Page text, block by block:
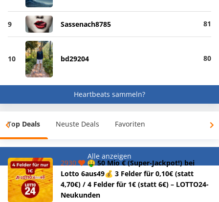
9 Sassenach8785 81
10 bd29204 80
Heartbeats sammeln?
Top Deals Neuste Deals Favoriten
Alle anzeigen
2930
🤑 50 Mio € (Super-Jackpot!) bei
Lotto 6aus49💰 3 Felder für 0,10€ (statt
4,70€) / 4 Felder für 1€ (statt 6€) – LOTTO24-
Neukunden